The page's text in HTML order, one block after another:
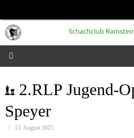
springen
2.RLP Jugend-
Speyer
13. August 2025